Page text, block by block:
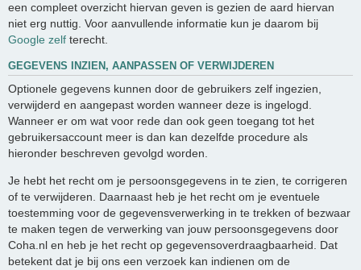
een compleet overzicht hiervan geven is gezien de aard hiervan
niet erg nuttig. Voor aanvullende informatie kun je daarom bij
Google zelf terecht.
GEGEVENS INZIEN, AANPASSEN OF VERWIJDEREN
Optionele gegevens kunnen door de gebruikers zelf ingezien,
verwijderd en aangepast worden wanneer deze is ingelogd.
Wanneer er om wat voor rede dan ook geen toegang tot het
gebruikersaccount meer is dan kan dezelfde procedure als
hieronder beschreven gevolgd worden.
Je hebt het recht om je persoonsgegevens in te zien, te corrigeren
of te verwijderen. Daarnaast heb je het recht om je eventuele
toestemming voor de gegevensverwerking in te trekken of bezwaar
te maken tegen de verwerking van jouw persoonsgegevens door
Coha.nl en heb je het recht op gegevensoverdraagbaarheid. Dat
betekent dat je bij ons een verzoek kan indienen om de